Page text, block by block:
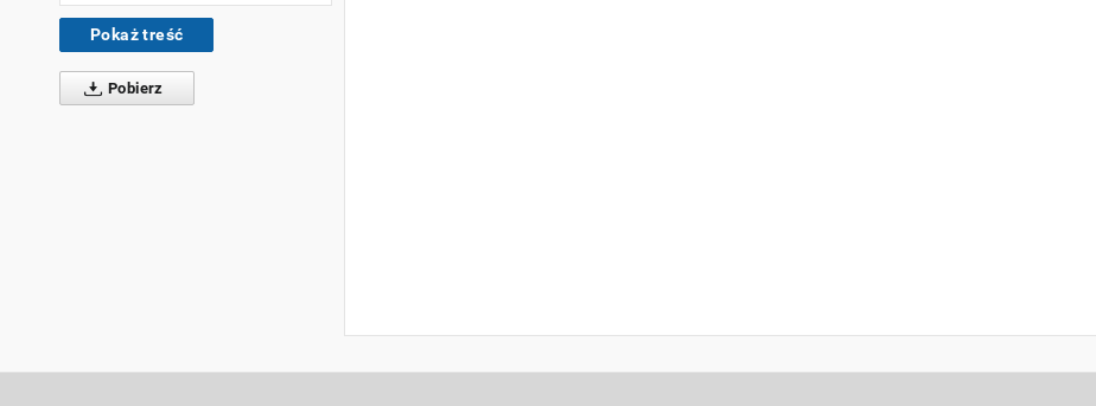
Pokaż treść
Pobierz